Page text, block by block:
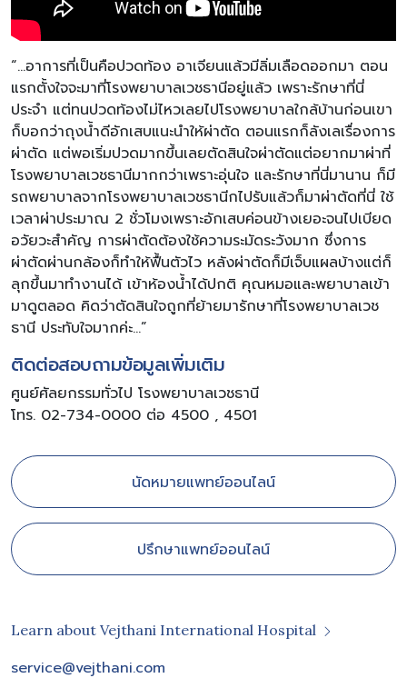
“…อาการที่เป็นคือปวดท้อง อาเจียนแล้วมีลิ่มเลือดออกมา ตอน
แรกตั้งใจจะมาที่โรงพยาบาลเวชธานีอยู่แล้ว เพราะรักษาที่นี่
ประจำ แต่ทนปวดท้องไม่ไหวเลยไปโรงพยาบาลใกล้บ้านก่อนเขา
ก็บอกว่าถุงน้ำดีอักเสบแนะนำให้ผ่าตัด ตอนแรกก็ลังเลเรื่องการ
ผ่าตัด แต่พอเริ่มปวดมากขึ้นเลยตัดสินใจผ่าตัดแต่อยากมาผ่าที่
โรงพยาบาลเวชธานีมากกว่าเพราะอุ่นใจ และรักษาที่นี่มานาน ก็มี
รถพยาบาลจากโรงพยาบาลเวชธานีกไปรับแล้วก็มาผ่าตัดที่นี่ ใช้
เวลาผ่าประมาณ 2 ชั่วโมงเพราะอักเสบค่อนข้างเยอะจนไปเบียด
อวัยวะสำคัญ การผ่าตัดต้องใช้ความระมัดระวังมาก ซึ่งการ
ผ่าตัดผ่านกล้องก็ทำให้ฟื้นตัวไว หลังผ่าตัดก็มีเจ็บแผลบ้างแต่ก็
ลุกขึ้นมาทำงานได้ เข้าห้องน้ำได้ปกติ คุณหมอและพยาบาลเข้า
มาดูตลอด คิดว่าตัดสินใจถูกที่ย้ายมารักษาที่โรงพยาบาลเวช
ธานี ประทับใจมากค่ะ…”
ติดต่อสอบถามข้อมูลเพิ่มเติม
ศูนย์ศัลยกรรมทั่วไป โรงพยาบาลเวชธานี
โทร. 02-734-0000 ต่อ 4500 , 4501
นัดหมายแพทย์ออนไลน์
ปรึกษาแพทย์ออนไลน์
Learn about Vejthani International Hospital
service@vejthani.com